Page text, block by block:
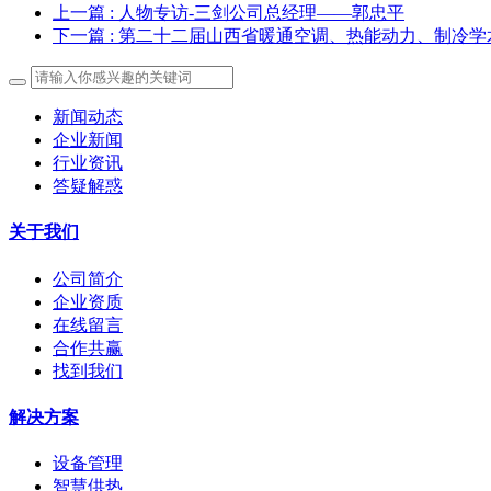
上一篇 : 人物专访-三剑公司总经理——郭忠平
下一篇 : 第二十二届山西省暖通空调、热能动力、制冷
新闻动态
企业新闻
行业资讯
答疑解惑
关于我们
公司简介
企业资质
在线留言
合作共赢
找到我们
解决方案
设备管理
智慧供热